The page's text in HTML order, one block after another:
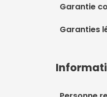
Garantie
Garanties